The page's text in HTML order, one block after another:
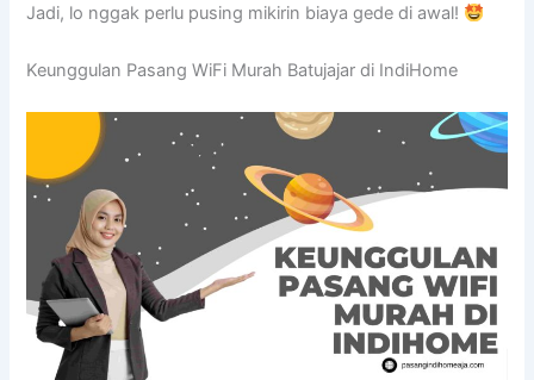
Jadi, lo nggak perlu pusing mikirin biaya gede di awal!
Keunggulan Pasang WiFi Murah Batujajar di IndiHome